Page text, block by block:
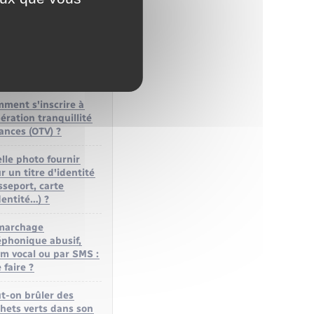
–
s'inscrire à
tranquillité
(OTV) ?
photo fournir
un titre d'identité
carte
?
abusif,
vocal ou par SMS :
faire ?
on brûler des
verts dans son